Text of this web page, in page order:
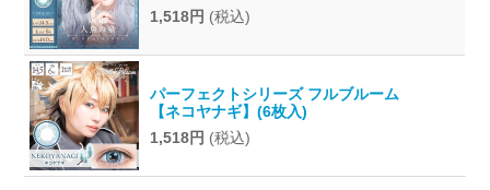
1,518円 (税込)
パーフェクトシリーズ フルブルーム
【ネコヤナギ】(6枚入)
1,518円 (税込)